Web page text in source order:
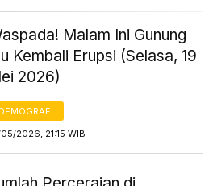
Malam Ini Gunung
Kembali Erupsi (Selasa, 19
2026)
DEMOGRAFI
2026, 21:15 WIB